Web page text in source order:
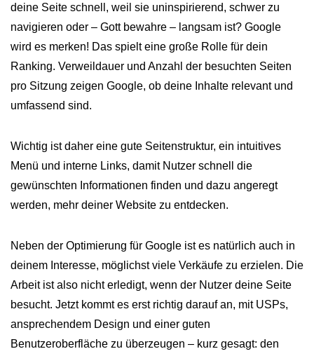
deine Seite schnell, weil sie uninspirierend, schwer zu
navigieren oder – Gott bewahre – langsam ist? Google
wird es merken! Das spielt eine große Rolle für dein
Ranking. Verweildauer und Anzahl der besuchten Seiten
pro Sitzung zeigen Google, ob deine Inhalte relevant und
umfassend sind.
Wichtig ist daher eine gute Seitenstruktur, ein intuitives
Menü und interne Links, damit Nutzer schnell die
gewünschten Informationen finden und dazu angeregt
werden, mehr deiner Website zu entdecken.
Neben der Optimierung für Google ist es natürlich auch in
deinem Interesse, möglichst viele Verkäufe zu erzielen. Die
Arbeit ist also nicht erledigt, wenn der Nutzer deine Seite
besucht. Jetzt kommt es erst richtig darauf an, mit USPs,
ansprechendem Design und einer guten
Benutzeroberfläche zu überzeugen – kurz gesagt: den